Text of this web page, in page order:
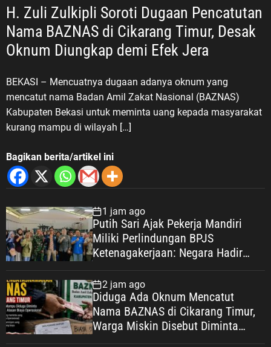
H. Zuli Zulkipli Soroti Dugaan Pencatutan
Nama BAZNAS di Cikarang Timur, Desak
Oknum Diungkap demi Efek Jera
BEKASI – Mencuatnya dugaan adanya oknum yang
mencatut nama Badan Amil Zakat Nasional (BAZNAS)
Kabupaten Bekasi untuk meminta uang kepada masyarakat
kurang mampu di wilayah […]
Bagikan berita/artikel ini
1 jam ago
Putih Sari Ajak Pekerja Mandiri
Miliki Perlindungan BPJS
Ketenagakerjaan: Negara Hadir
Kesejahteraan
2 jam ago
Diduga Ada Oknum Mencatut
Nama BAZNAS di Cikarang Timur,
Warga Miskin Disebut Diminta